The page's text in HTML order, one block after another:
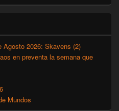
Agosto 2026: Skavens (2)
en preventa la semana que
Mundos